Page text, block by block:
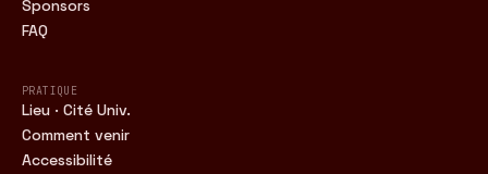
Sponsors
FAQ
PRATIQUE
Lieu · Cité Univ.
Comment venir
Accessibilité